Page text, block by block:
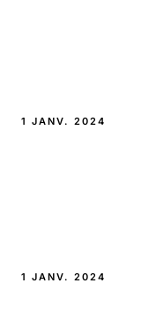
1 JANV. 2024
1 JANV. 2024